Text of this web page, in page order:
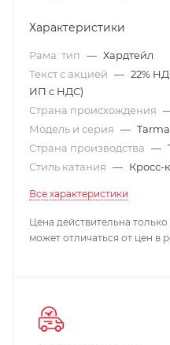
Характеристики
Рама: тип — Хардтейл
Текст с акцией — 22%
ИП с НДС)
Страна происхождения
Модель и серия —
Страна производства —
Стиль катания — Кросс-
Все характеристики
Цена действительна
может отличаться от цен в